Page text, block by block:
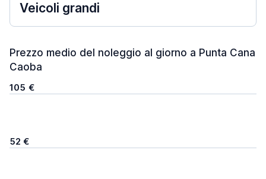
Veicoli grandi
Prezzo medio del noleggio al giorno a Punta Cana
Caoba
105 €
52 €